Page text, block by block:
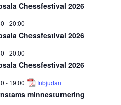
Chessfestival 2026
-20:00
Chessfestival 2026
-20:00
Chessfestival 2026
- 19:00 Inbjudan
minnesturnering